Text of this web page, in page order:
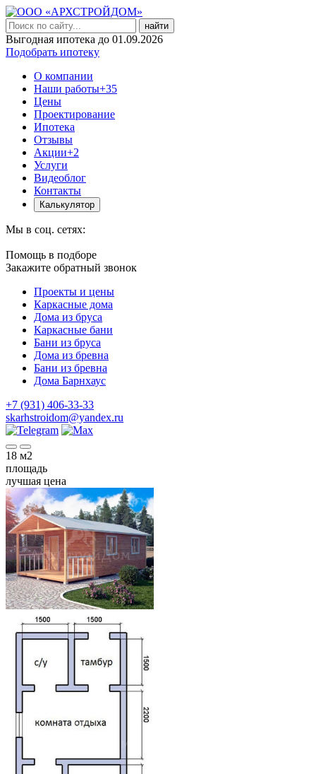
найти
Выгодная ипотека до 01.09.2026
Подобрать ипотеку
О компании
Наши работы+35
Цены
Проектирование
Ипотека
Отзывы
Акции+2
Услуги
Видеоблог
Контакты
Калькулятор
Мы в соц. сетях:
Помощь в подборе
Закажите обратный звонок
Проекты и цены
Каркасные дома
Дома из бруса
Каркасные бани
Бани из бруса
Дома из бревна
Бани из бревна
Дома Барнхаус
+7 (931) 406-33-33
skarhstroidom@yandex.ru
18 м2
площадь
лучшая цена